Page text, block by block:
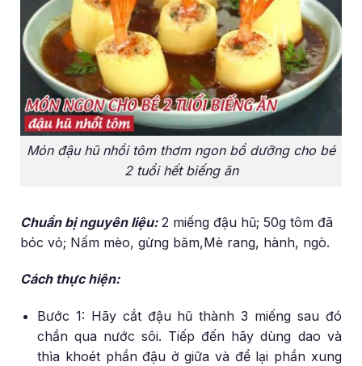
Món đậu hũ nhồi tôm thơm ngon bổ dưỡng cho bé
2 tuổi hết biếng ăn
Chuẩn bị nguyên liệu:2 miếng đậu hũ; 50g tôm đã
bóc vỏ; Nấm mèo, gừng băm,Mè rang, hành, ngò.
Cách thực hiện:
Bước 1: Hãy cắt đậu hũ thành 3 miếng sau đó
chần qua nước sôi. Tiếp đến hãy dùng dao và
thìa khoét phần đậu ở giữa và để lại phần xung